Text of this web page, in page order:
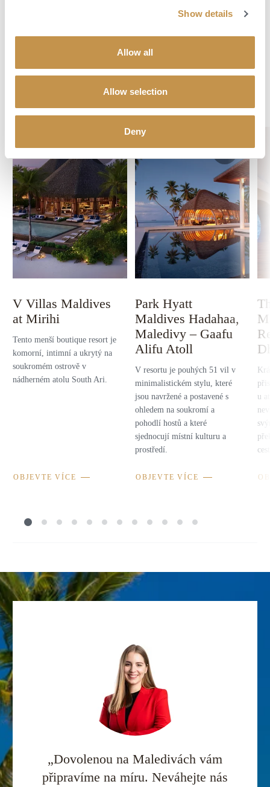
Show details
Allow all
Allow selection
Deny
V Villas Maldives
at Mirihi
Tento menší boutique resort je
komorní, intimní a ukrytý na
soukromém ostrově v
nádherném atolu South Ari.
OBJEVTE VÍCE
Park Hyatt
Maldives Hadahaa,
Maledivy – Gaafu
Alifu Atoll
V resortu je pouhých 51 vil v
minimalistickém stylu, které
jsou navržené a postavené s
ohledem na soukromí a
pohodlí hostů a které
sjednocují místní kulturu a
prostředí.
OBJEVTE VÍCE
u
„Dovolenou na Maledivách vám
připravíme na míru. Neváhejte nás